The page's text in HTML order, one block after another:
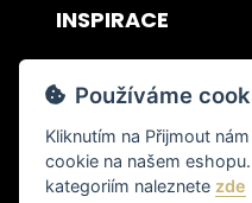
INSPIRACE
DOPRAVA A
© 2026 ITALSKY INTERIER
Používáme
Kliknutím na Přijmout
cookie na našem eshopu. Více informací k
kategoriím naleznete zde